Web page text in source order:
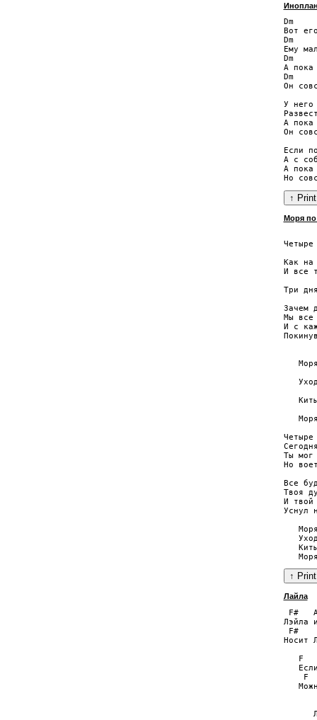
Dm
Вот
Dm
Ему
Dm
А пока
Dm
Он
У него
А пока
Он
Если
А с
А пока
Моря по
Как на
И все
Три
Зачем
Мы все
И с
Ты мог
Но
Все
Твоя
И твой
Уснул
Лайла
F#
Лэйла
F#
Носит
F
F